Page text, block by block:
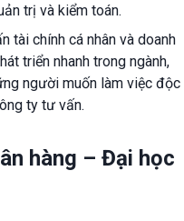
trị và kiểm toán.
tài chính cá nhân và doanh
triển nhanh trong ngành,
người muốn làm việc độc
ty tư vấn.
hàng – Đại học